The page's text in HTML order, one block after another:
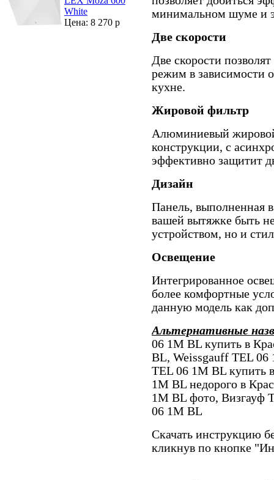
White
Цена: 8 270 р
минимальном шуме и
Две скорости
Две скорости
режим в зависимости
кухне.
Жировой фильтр
Алюминиевый
конструкции, с
эффективно защитит
Дизайн
Панель, выполненная
вашей вытяжке быть
устройством, но и
Освещение
Интегрированное
более комфортные
данную модель как
Альтернативные
06 1M BL купить в
BL, Weissgauff TEL 06
TEL 06 1M BL купить
1M BL недорого в
1M BL фото, Визгауф
06 1M BL
Скачать инструкцию
кликнув по кнопке